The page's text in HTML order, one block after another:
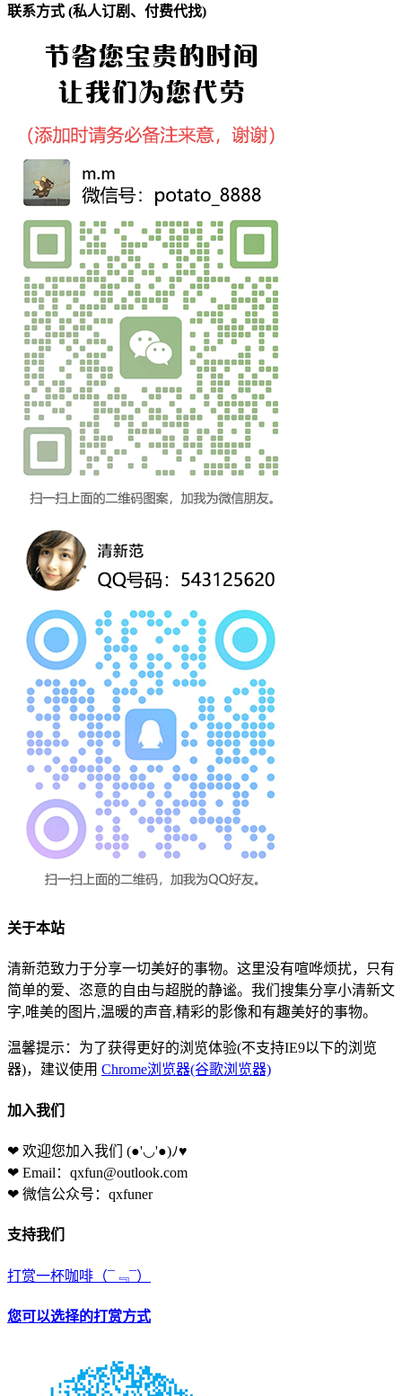
联系方式 (私人订剧、付费代找)
关于本站
清新范致力于分享一切美好的事物。这里没有喧哗烦扰，只有
简单的爱、恣意的自由与超脱的静谧。我们搜集分享小清新文
字,唯美的图片,温暖的声音,精彩的影像和有趣美好的事物。
温馨提示：为了获得更好的浏览体验(不支持IE9以下的浏览
器)，建议使用 Chrome浏览器(谷歌浏览器)
加入我们
❤ 欢迎您加入我们 (●'◡'●)ﾉ♥
❤ Email：qxfun@outlook.com
❤ 微信公众号：qxfuner
支持我们
打赏一杯咖啡 （¯﹃¯）
您可以选择的打赏方式